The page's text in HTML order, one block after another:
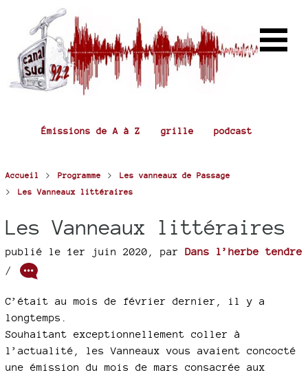
Émissions de A à Z grille podcast
Accueil > Programme > Les vanneaux de Passage
> Les Vanneaux littéraires
Les Vanneaux littéraires
publié le 1er juin 2020 par Dans l’herbe tendre
/
C’était au mois de février dernier, il y a
longtemps.
Souhaitant exceptionnellement coller à
l’actualité, les Vanneaux vous avaient concocté
une émission du mois de mars consacrée aux